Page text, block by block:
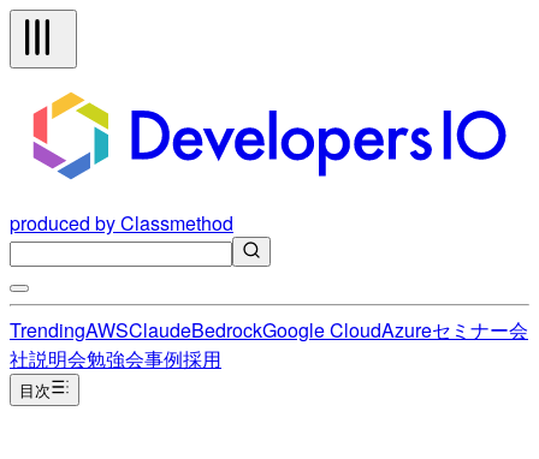
produced by Classmethod
TrendingAWSClaudeBedrockGoogle CloudAzureセミナー会
社説明会勉強会事例採用
目次